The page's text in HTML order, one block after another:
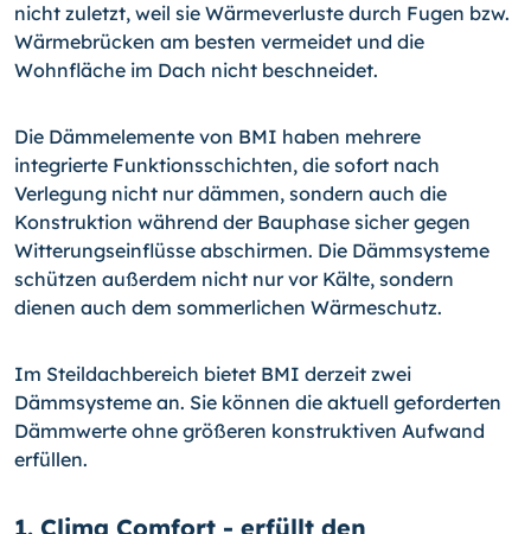
nicht zuletzt, weil sie Wärmeverluste durch Fugen bzw.
Wärmebrücken am besten vermeidet und die
Wohnfläche im Dach nicht beschneidet.
Die Dämmelemente von BMI haben mehrere
integrierte Funktionsschichten, die sofort nach
Verlegung nicht nur dämmen, sondern auch die
Konstruktion während der Bauphase sicher gegen
Witterungseinflüsse abschirmen. Die Dämmsysteme
schützen außerdem nicht nur vor Kälte, sondern
dienen auch dem sommerlichen Wärmeschutz.
Im Steildachbereich bietet BMI derzeit zwei
Dämmsysteme an. Sie können die aktuell geforderten
Dämmwerte ohne größeren konstruktiven Aufwand
erfüllen.
1. Clima Comfort - erfüllt den